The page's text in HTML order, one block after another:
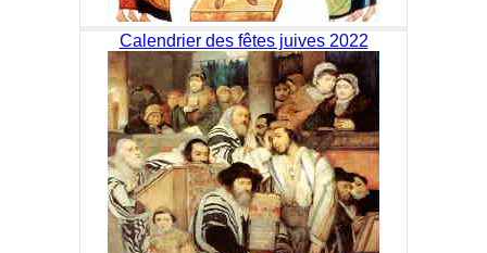
Calendrier des fêtes juives 2022